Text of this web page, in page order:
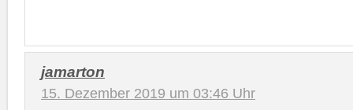
jamarton
15. Dezember 2019 um 03:46 Uhr